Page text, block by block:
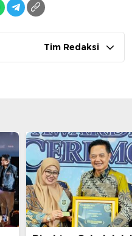
Tim Redaksi